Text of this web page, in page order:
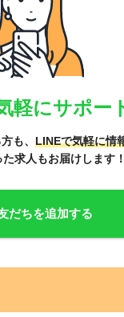
軽にサポー
も、 LINEで気軽に情
求人もお届けします！
だちを追加する